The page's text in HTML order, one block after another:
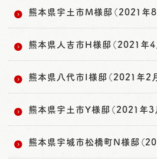
熊本県宇土市M様邸（2021年8
熊本県人吉市H様邸（2021年4
熊本県八代市I様邸（2021年2
熊本県宇土市Y様邸（2021年3
熊本県宇城市松橋町N様邸（